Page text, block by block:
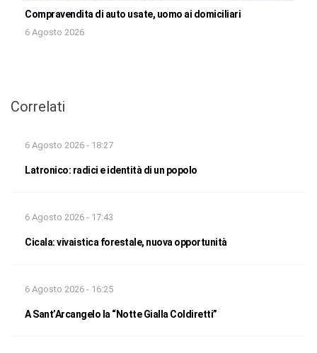
Compravendita di auto usate, uomo ai domiciliari
6 Agosto 2026
Correlati
6 Agosto 2026 - 18:27
Latronico: radici e identità di un popolo
6 Agosto 2026 - 17:43
Cicala: vivaistica forestale, nuova opportunità
6 Agosto 2026 - 16:25
A Sant’Arcangelo la “Notte Gialla Coldiretti”